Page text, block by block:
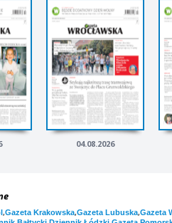
04.08.2026
,Gazeta Krakowska,Gazeta Lubuska,Gazeta